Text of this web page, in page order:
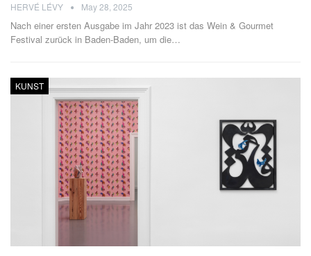
HERVÉ LÉVY May 28, 2025
Nach einer ersten Ausgabe im Jahr 2023 ist das Wein & Gourmet
Festival zurück in Baden-Baden, um die…
KUNST